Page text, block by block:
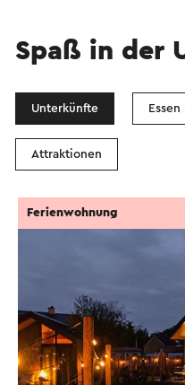
Spaß in der
Unterkünfte
Attraktionen
Ferienwohnung